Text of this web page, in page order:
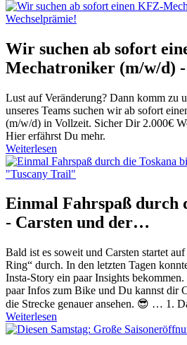
Wir suchen ab sofort
Mechatroniker (m/w/d)
Lust auf Veränderung? Dann komm zu
unseres Teams suchen wir ab sofort
(m/w/d) in Vollzeit. Sicher Dir 2.000€
Hier erfährst Du mehr.
Weiterlesen
Einmal Fahrspaß durch
- Carsten und der…
Bald ist es soweit und Carsten startet
Ring“ durch. In den letzten Tagen
Insta-Story ein paar Insights
paar Infos zum Bike und Du kannst dir
die Strecke genauer ansehen. 😎 … 1.
Weiterlesen